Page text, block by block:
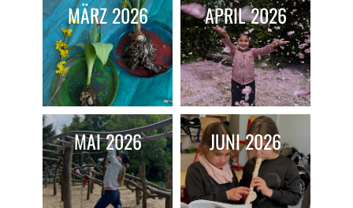
MÄRZ 2026 APRIL 2026
MAI 2026 JUNI 2026